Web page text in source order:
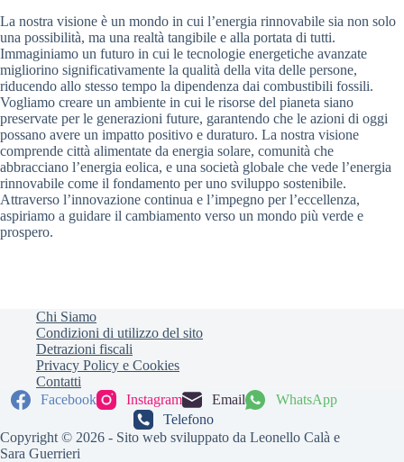
La nostra visione è un mondo in cui l’energia rinnovabile sia non solo
una possibilità, ma una realtà tangibile e alla portata di tutti.
Immaginiamo un futuro in cui le tecnologie energetiche avanzate
migliorino significativamente la qualità della vita delle persone,
riducendo allo stesso tempo la dipendenza dai combustibili fossili.
Vogliamo creare un ambiente in cui le risorse del pianeta siano
preservate per le generazioni future, garantendo che le azioni di oggi
possano avere un impatto positivo e duraturo. La nostra visione
comprende città alimentate da energia solare, comunità che
abbracciano l’energia eolica, e una società globale che vede l’energia
rinnovabile come il fondamento per uno sviluppo sostenibile.
Attraverso l’innovazione continua e l’impegno per l’eccellenza,
aspiriamo a guidare il cambiamento verso un mondo più verde e
prospero.
Chi Siamo
Condizioni di utilizzo del sito
Detrazioni fiscali
Privacy Policy e Cookies
Contatti
Facebook
Instagram Email
WhatsApp
Telefono
Copyright © 2026 - Sito web sviluppato da Leonello Calà e
Sara Guerrieri